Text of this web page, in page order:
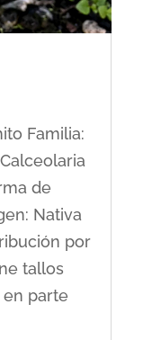
Familia:
de
Nativa
por
tallos
parte